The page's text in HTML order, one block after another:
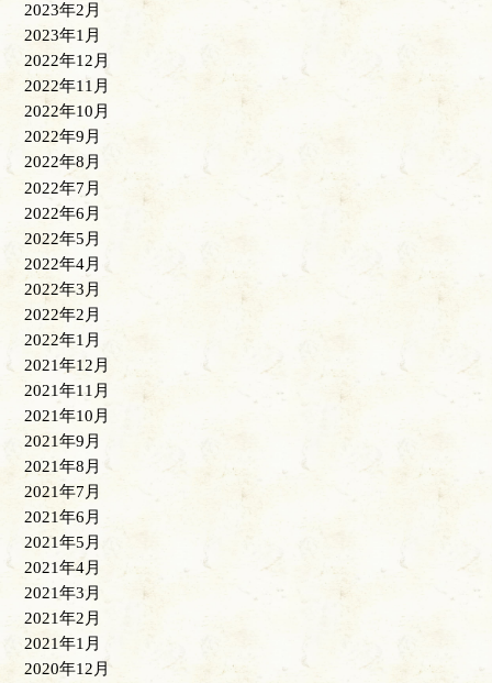
2023年2月
2023年1月
2022年12月
2022年11月
2022年10月
2022年9月
2022年8月
2022年7月
2022年6月
2022年5月
2022年4月
2022年3月
2022年2月
2022年1月
2021年12月
2021年11月
2021年10月
2021年9月
2021年8月
2021年7月
2021年6月
2021年5月
2021年4月
2021年3月
2021年2月
2021年1月
2020年12月